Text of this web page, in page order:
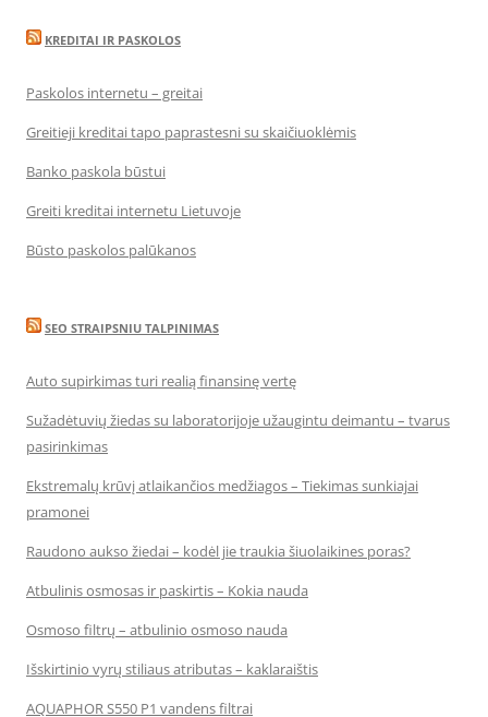
KREDITAI IR PASKOLOS
Paskolos internetu – greitai
Greitieji kreditai tapo paprastesni su skaičiuoklėmis
Banko paskola būstui
Greiti kreditai internetu Lietuvoje
Būsto paskolos palūkanos
SEO STRAIPSNIU TALPINIMAS
Auto supirkimas turi realią finansinę vertę
Sužadėtuvių žiedas su laboratorijoje užaugintu deimantu – tvarus
pasirinkimas
Ekstremalų krūvį atlaikančios medžiagos – Tiekimas sunkiajai
pramonei
Raudono aukso žiedai – kodėl jie traukia šiuolaikines poras?
Atbulinis osmosas ir paskirtis – Kokia nauda
Osmoso filtrų – atbulinio osmoso nauda
Išskirtinio vyrų stiliaus atributas – kaklaraištis
AQUAPHOR S550 P1 vandens filtrai